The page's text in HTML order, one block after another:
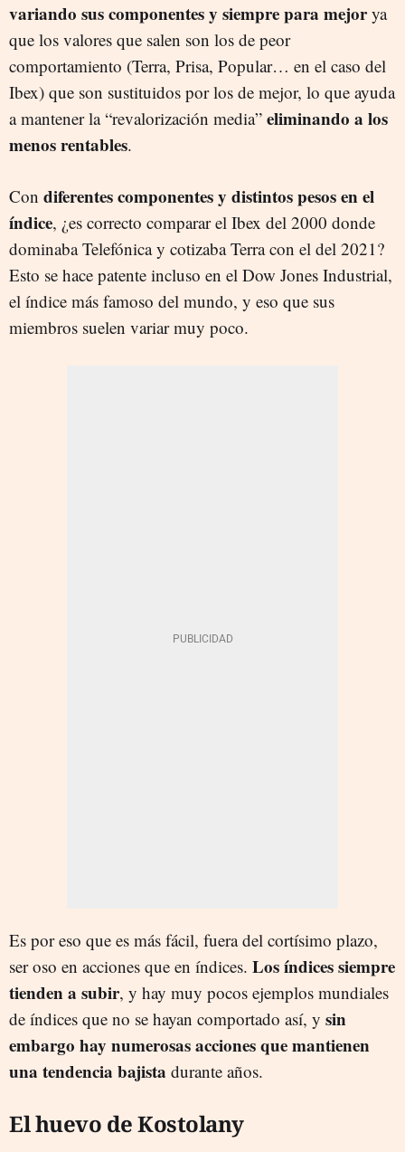
variando sus componentes y siempre para mejorya
que los valores que salen son los de peor
comportamiento (Terra, Prisa, Popular… en el caso del
Ibex) que son sustituidos por los de mejor, lo que ayuda
a mantener la “revalorización media” eliminando a los
menos rentables.
Con diferentes componentes y distintos pesos en el
índice, ¿es correcto comparar el Ibex del 2000 donde
dominaba Telefónica y cotizaba Terra con el del 2021?
Esto se hace patente incluso en el Dow Jones Industrial,
el índice más famoso del mundo, y eso que sus
miembros suelen variar muy poco.
Es por eso que es más fácil, fuera del cortísimo plazo,
ser oso en acciones que en índices. Los índices siempre
tienden a subir, y hay muy pocos ejemplos mundiales
de índices que no se hayan comportado así, y sin
embargo hay numerosas acciones que mantienen
una tendencia bajista durante años.
El huevo de Kostolany